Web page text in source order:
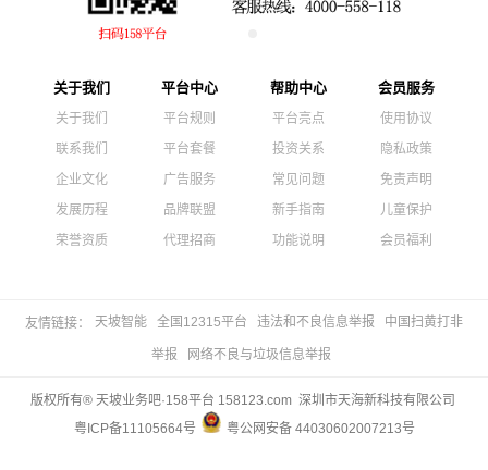
关于我们
关于我们
联系我们
企业文化
发展历程
荣誉资质
平台中心
平台规则
平台套餐
广告服务
品牌联盟
代理招商
帮助中心
平台亮点
投资关系
常见问题
新手指南
功能说明
会员服务
使用协议
隐私政策
免责声明
儿童保护
会员福利
友情链接： 天坡智能 全国12315平台 违法和不良信息举报 中国扫黄打非
举报 网络不良与垃圾信息举报
版权所有® 天坡业务吧·158平台 158123.com 深圳市天海新科技有限公司
粤ICP备11105664号
粤公网安备 44030602007213号